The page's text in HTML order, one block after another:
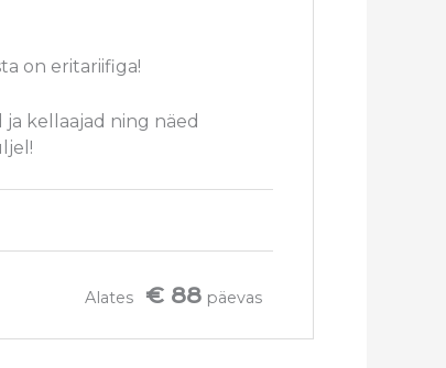
on eritariifiga!
kellaajad ning näed
Alates € 88 päevas